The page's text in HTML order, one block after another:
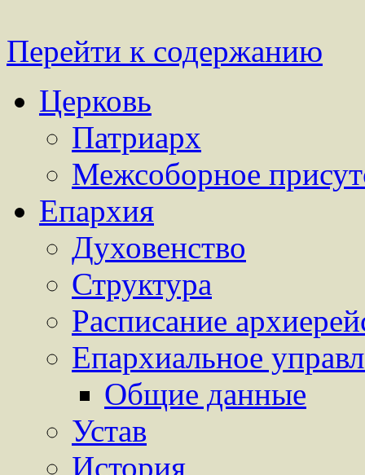
Перейти к содержанию
Церковь
Патриарх
Межсоборное
Епархия
Духовенство
Структура
Расписание
Епархиальное
Общие данные
Устав
История